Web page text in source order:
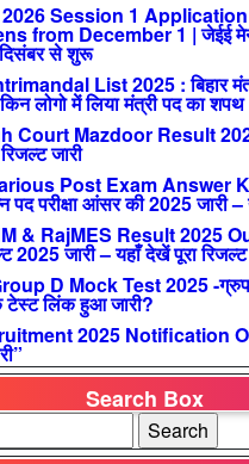
Session 1
from December 1 | जेईई
से शुरू
List 2025 : बिहार
लोगो में लिया मंत्री पद का शपथ
Court Mazdoor Result
जारी
Post Exam Answer
पद परीक्षा आंसर की 2025 जारी
& RajMES Result 2025
2025 जारी – यहाँ देखें पूरा रिजल्ट
D Mock Test 2025 -
टेस्ट लिंक हुआ जारी?
2025 Notification
Search Box